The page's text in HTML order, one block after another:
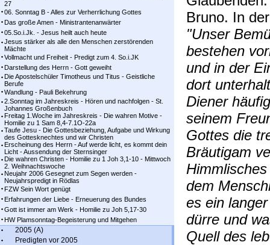
27
06. Sonntag B - Alles zur Verherrlichung Gottes
Das große Amen - Ministrantenanwärter
05.So.i.Jk. - Jesus heilt auch heute
Jesus stärker als alle den Menschen zerstörenden
Mächte
Vollmacht und Freiheit - Predigt zum 4. So.i.JK
Darstellung des Herrn - Gott geweiht
Die Apostelschüler Timotheus und Titus - Geistliche
Berufe
Wandlung - Pauli Bekehrung
2.Sonntag im Jahreskreis - Hören und nachfolgen - St.
Johannes Großenbuch
Freitag 1.Woche im Jahreskreis - Die wahren Motive -
Homilie zu 1 Sam 8,4-7.1O-22a
Taufe Jesu - Die Gottesbeziehung, Aufgabe und Wirkung
des Gottesknechtes und wir Christen
Erscheinung des Herrn - Auf werde licht, es kommt dein
Licht - Aussendung der Sternsinger
Die wahren Christen - Homilie zu 1 Joh 3,1-10 - Mittwoch
2. Weihnachtswoche
Neujahr 2006 Gesegnet zum Segen werden -
Neujahrspredigt in Rödlas
FZW Sein Wort genügt
Erfahrungen der Liebe - Erneuerung des Bundes
Gott ist immer am Werk - Homilie zu Joh 5,17-30
HW Plamsonntag-Begeisterung und Mitgehen
2005 (A)
Predigten vor 2005
Bruno. In
"Unser
bestehen
und in der
dort
Diener
seinem
Gottes die
Bräutigam
dem
es ein
dürre und
Quell des